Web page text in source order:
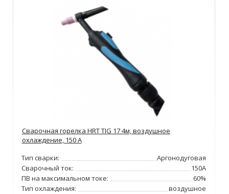
Сварочная горелка HRT TIG 17 4м, воздушное
охлаждение, 150 А
Тип сварки:
Аргонодуговая
Сварочный ток:
150А
ПВ на максимальном токе:
60%
Тип охлаждения:
воздушное